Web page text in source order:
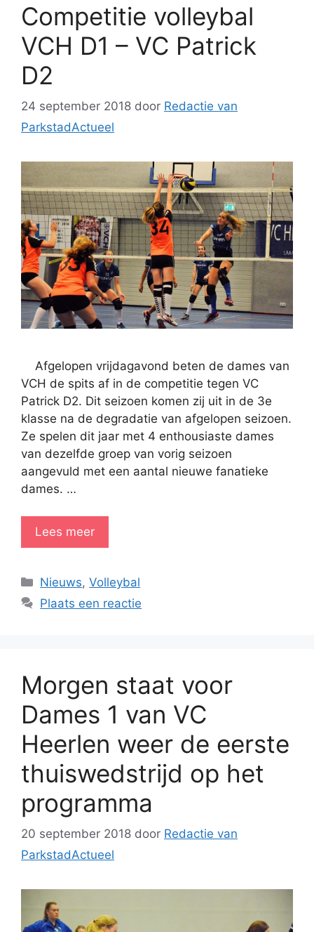
Competitie volleybal
VCH D1 – VC Patrick
D2
24 september 2018 door Redactie van
ParkstadActueel
Afgelopen vrijdagavond beten de dames van
VCH de spits af in de competitie tegen VC
Patrick D2. Dit seizoen komen zij uit in de 3e
klasse na de degradatie van afgelopen seizoen.
Ze spelen dit jaar met 4 enthousiaste dames
van dezelfde groep van vorig seizoen
aangevuld met een aantal nieuwe fanatieke
dames. …
Lees meer
Categorieën
Nieuws,Volleybal
Plaats een reactie
Morgen staat voor
Dames 1 van VC
Heerlen weer de eerste
thuiswedstrijd op het
programma
20 september 2018 door Redactie van
ParkstadActueel